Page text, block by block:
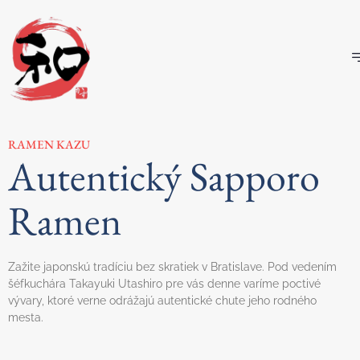
RAMEN KAZU
Autentický Sapporo
Ramen
Zažite japonskú tradíciu bez skratiek v Bratislave. Pod vedením
šéfkuchára Takayuki Utashiro pre vás denne varíme poctivé
vývary, ktoré verne odrážajú autentické chute jeho rodného
mesta.